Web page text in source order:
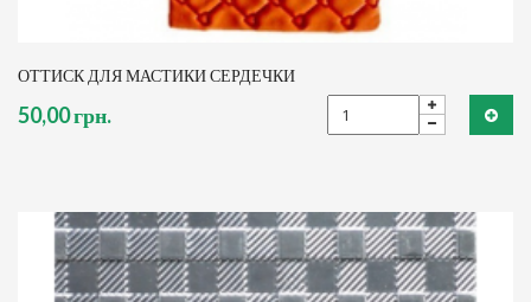
ОТТИСК ДЛЯ МАСТИКИ СЕРДЕЧКИ
50,00 грн.